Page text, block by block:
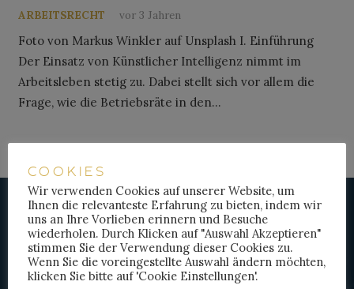
ARBEITSRECHT vor 3 Jahren
Foto von Markus Winkler auf Unsplash I. Einführung
Der Einsatz von Künstlicher Intelligenz nimmt im
Arbeitsleben stetig zu. Dabei stellt sich vor allem die
Frage, wie die Betriebsräte in den…
KANZLEI FÜR
ARBEITSRECHT
COOKIES
Wir verwenden Cookies auf unserer Website, um
Ihnen die relevanteste Erfahrung zu bieten, indem wir
uns an Ihre Vorlieben erinnern und Besuche
wiederholen. Durch Klicken auf "Auswahl Akzeptieren"
stimmen Sie der Verwendung dieser Cookies zu.
Wenn Sie die voreingestellte Auswahl ändern möchten,
klicken Sie bitte auf 'Cookie Einstellungen'.